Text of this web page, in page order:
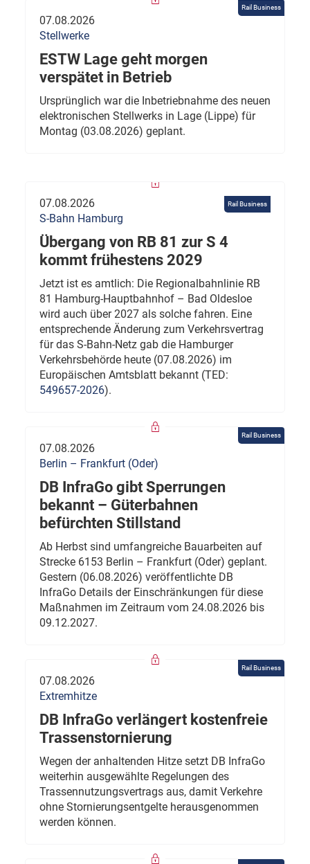
Rail Business
07.08.2026
Stellwerke
ESTW Lage geht morgen
verspätet in Betrieb
Ursprünglich war die Inbetriebnahme des neuen
elektronischen Stellwerks in Lage (Lippe) für
Montag (03.08.2026) geplant.
Rail Business
07.08.2026
S-Bahn Hamburg
Übergang von RB 81 zur S 4
kommt frühestens 2029
Jetzt ist es amtlich: Die Regionalbahnlinie RB
81 Hamburg-Hauptbahnhof – Bad Oldesloe
wird auch über 2027 als solche fahren. Eine
entsprechende Änderung zum Verkehrsvertrag
für das S-Bahn-Netz gab die Hamburger
Verkehrsbehörde heute (07.08.2026) im
Europäischen Amtsblatt bekannt (TED:
549657-2026).
Rail Business
07.08.2026
Berlin – Frankfurt (Oder)
DB InfraGo gibt Sperrungen
bekannt – Güterbahnen
befürchten Stillstand
Ab Herbst sind umfangreiche Bauarbeiten auf
Strecke 6153 Berlin – Frankfurt (Oder) geplant.
Gestern (06.08.2026) veröffentlichte DB
InfraGo Details der Einschränkungen für diese
Maßnahmen im Zeitraum vom 24.08.2026 bis
09.12.2027.
Rail Business
07.08.2026
Extremhitze
DB InfraGo verlängert kostenfreie
Trassenstornierung
Wegen der anhaltenden Hitze setzt DB InfraGo
weiterhin ausgewählte Regelungen des
Trassennutzungsvertrags aus, damit Verkehre
ohne Stornierungsentgelte herausgenommen
werden können.